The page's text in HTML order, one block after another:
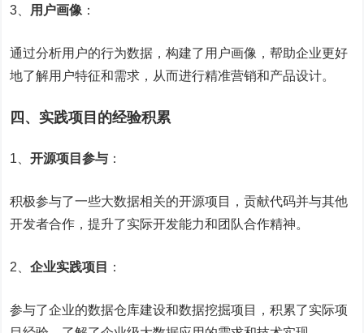
3、 用户画像 ：
通过分析用户的行为数据，构建了用户画像，帮助企业更好
地了解用户特征和需求，从而进行精准营销和产品设计。
四、实践项目的经验积累
1、开源项目参与 ：
积极参与了一些大数据相关的开源项目，贡献代码并与其他
开发者合作，提升了实际开发能力和团队合作精神。
2、企业实践项目 ：
参与了企业的数据仓库建设和数据挖掘项目，积累了实际项